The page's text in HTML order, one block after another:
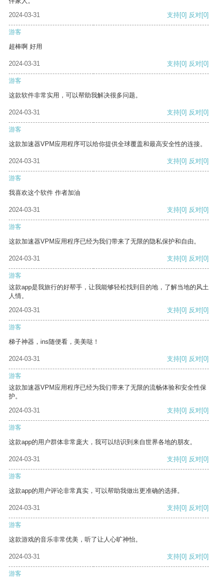
2024-03-31
支持[0] 反对[0]
游客
超棒啊 好用
2024-03-31 支持[0] 反对[0]
游客
这款软件非常实用，可以帮助我解决很多问题。
2024-03-31 支持[0] 反对[0]
游客
这款加速器VPM应用程序可以给你提供全球覆盖和最高安全性的连接。
2024-03-31 支持[0] 反对[0]
游客
我喜欢这个软件 作者加油
2024-03-31 支持[0] 反对[0]
游客
这款加速器VPM应用程序已经为我们带来了无限的隐私保护和自由。
2024-03-31 支持[0] 反对[0]
游客
这款app是我旅行的好帮手，让我能够轻松找到目的地，了解当地的风土
人情。
2024-03-31
支持[0] 反对[0]
游客
梯子神器，ins随便看，美美哒！
2024-03-31 支持[0] 反对[0]
游客
这款加速器VPM应用程序已经为我们带来了无限的流畅体验和安全性保
护。
2024-03-31
支持[0] 反对[0]
游客
这款app的用户群体非常庞大，我可以结识到来自世界各地的朋友。
2024-03-31 支持[0] 反对[0]
游客
这款app的用户评论非常真实，可以帮助我做出更准确的选择。
2024-03-31 支持[0] 反对[0]
游客
这款游戏的音乐非常优美，听了让人心旷神怡。
2024-03-31 支持[0] 反对[0]
游客